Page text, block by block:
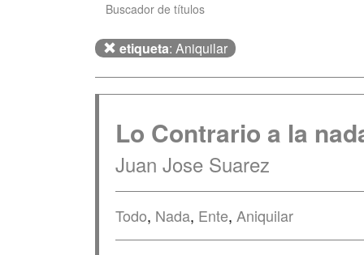
Buscador de títulos
etiqueta: Aniquilar
Lo Contrario a la
Juan Jose Suarez
Todo, Nada, Ente, Aniquilar